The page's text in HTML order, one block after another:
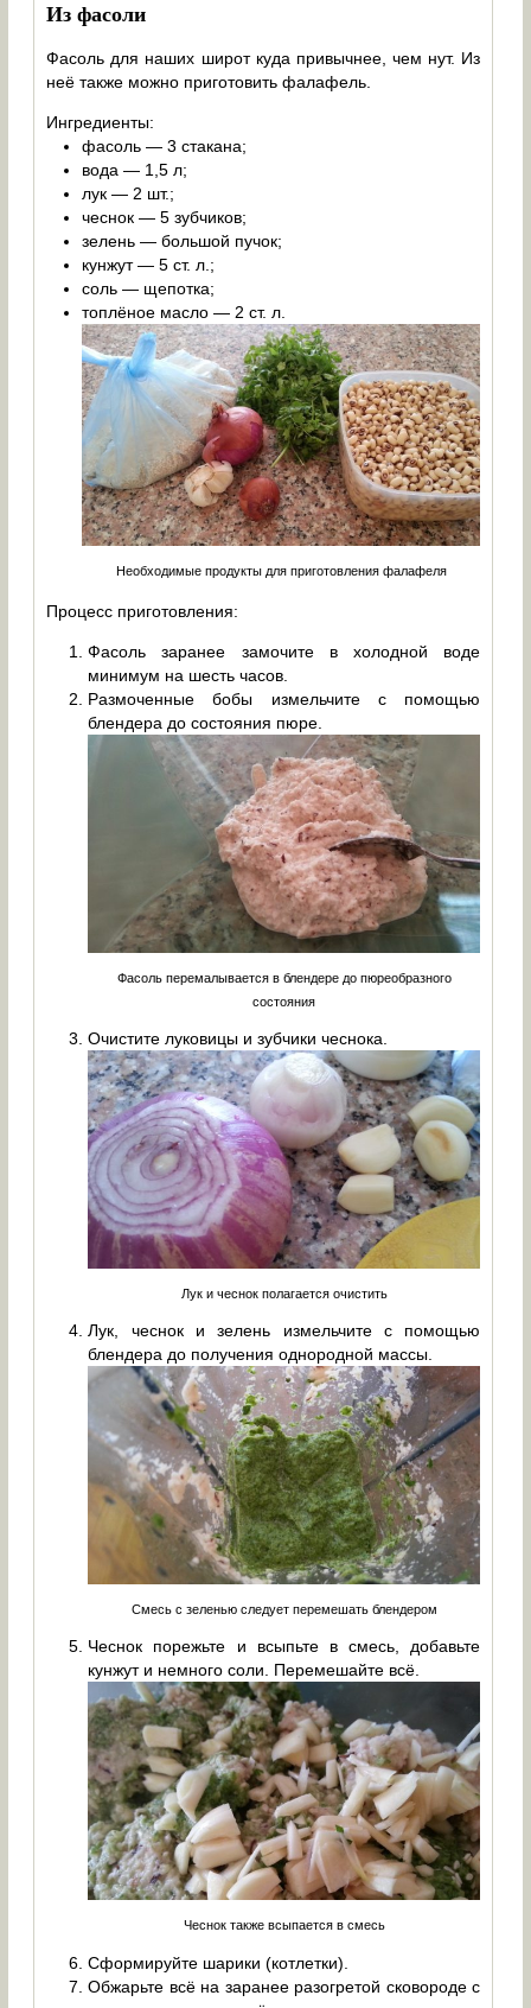
Из фасоли
Фасоль для наших широт куда привычнее, чем нут. Из
неё также можно приготовить фалафель.
Ингредиенты:
фасоль — 3 стакана;
вода — 1,5 л;
лук — 2 шт.;
чеснок — 5 зубчиков;
зелень — большой пучок;
кунжут — 5 ст. л.;
соль — щепотка;
топлёное масло — 2 ст. л.
Необходимые продукты для приготовления фалафеля
Процесс приготовления:
Фасоль заранее замочите в холодной воде
минимум на шесть часов.
Размоченные бобы измельчите с помощью
блендера до состояния пюре.
Фасоль перемалывается в блендере до пюреобразного
состояния
Очистите луковицы и зубчики чеснока.
Лук и чеснок полагается очистить
Лук, чеснок и зелень измельчите с помощью
блендера до получения однородной массы.
Смесь с зеленью следует перемешать блендером
Чеснок порежьте и всыпьте в смесь, добавьте
кунжут и немного соли. Перемешайте всё.
Чеснок также всыпается в смесь
Сформируйте шарики (котлетки).
Обжарьте всё на заранее разогретой сковороде с